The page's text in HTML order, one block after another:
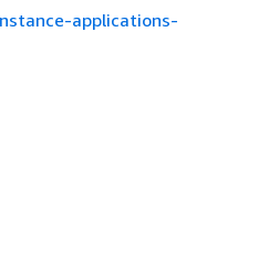
applications-